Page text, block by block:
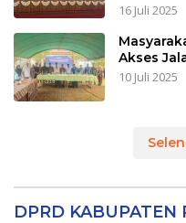
16 Juli 2025
Akses
10 Juli 2025
DPRD KABUPATEN